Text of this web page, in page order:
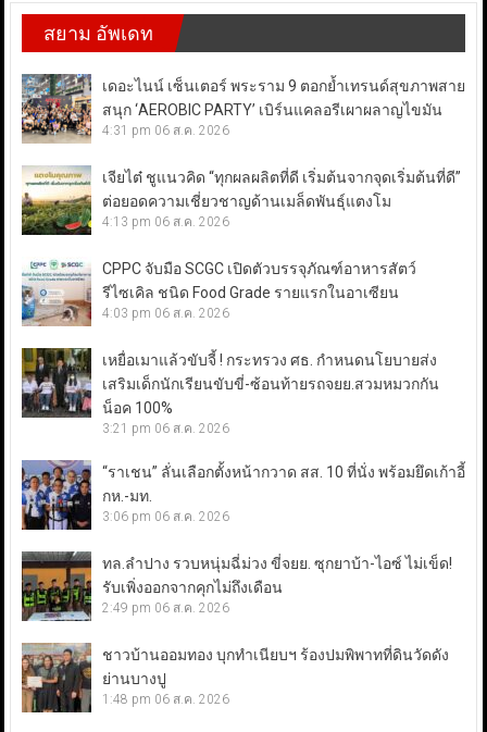
สยาม อัพเดท
เดอะไนน์ เซ็นเตอร์ พระราม 9 ตอกย้ำเทรนด์สุขภาพสาย
สนุก ‘AEROBIC PARTY’ เบิร์นแคลอรีเผาผลาญไขมัน
4:31 pm 06 ส.ค. 2026
เจียไต๋ ชูแนวคิด “ทุกผลผลิตที่ดี เริ่มต้นจากจุดเริ่มต้นที่ดี”
ต่อยอดความเชี่ยวชาญด้านเมล็ดพันธุ์แตงโม
4:13 pm 06 ส.ค. 2026
CPPC จับมือ SCGC เปิดตัวบรรจุภัณฑ์อาหารสัตว์
รีไซเคิล ชนิด Food Grade รายแรกในอาเซียน
4:03 pm 06 ส.ค. 2026
เหยื่อเมาแล้วขับจี้ ! กระทรวง ศธ. กำหนดนโยบายส่ง
เสริมเด็กนักเรียนขับขี่-ซ้อนท้ายรถจยย.สวมหมวกกัน
น็อค 100%
3:21 pm 06 ส.ค. 2026
“ราเชน” ลั่นเลือกตั้งหน้ากวาด สส. 10 ที่นั่ง พร้อมยึดเก้าอี้
กห.-มท.
3:06 pm 06 ส.ค. 2026
ทล.ลำปาง รวบหนุ่มฉี่ม่วง ขี่จยย. ซุกยาบ้า-ไอซ์ ไม่เข็ด!
รับเพิ่งออกจากคุกไม่ถึงเดือน
2:49 pm 06 ส.ค. 2026
ชาวบ้านออมทอง บุกทำเนียบฯ ร้องปมพิพาทที่ดินวัดดัง
ย่านบางปู
1:48 pm 06 ส.ค. 2026